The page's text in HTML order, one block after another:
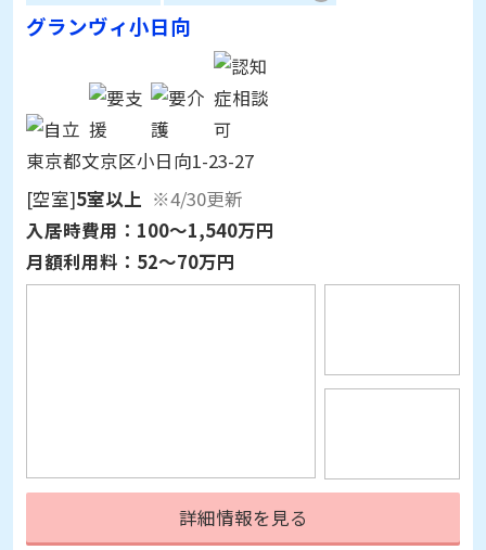
東京都文京区小日向1-23-27
[空室]5室以上
※4/30更新
入居時費用： 100～1,540万円
月額利用料：52～70万円
見学予約